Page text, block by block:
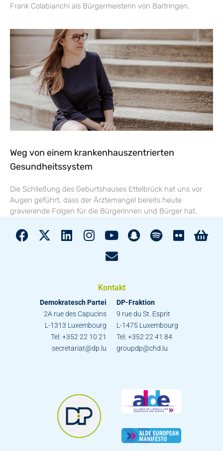
Frank Colabianchi als Bürgermeisterin von Bartringen.
Weg von einem krankenhauszentrierten
Gesundheitssystem
Die Schließung des Geburtshauses Ettelbrück hat uns vor
Augen geführt, dass der Ärztemangel bereits heute
gravierende Folgen für die Bürgerinnen und Bürger hat.
Kontakt
Demokratesch Partei
2A rue des Capucins
L-1313 Luxembourg
Tel: +352 22 10 21
secretariat@dp.lu
DP-Fraktion
9 rue du St. Esprit
L-1475 Luxembourg
Tel: +352 22 41 84
groupdp@chd.lu